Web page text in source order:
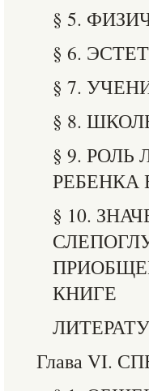
§ 5.
§ 6.
§ 7.
§ 8.
§ 9.
РЕБЕНКА
§ 10.
КНИГЕ
Глава VI.